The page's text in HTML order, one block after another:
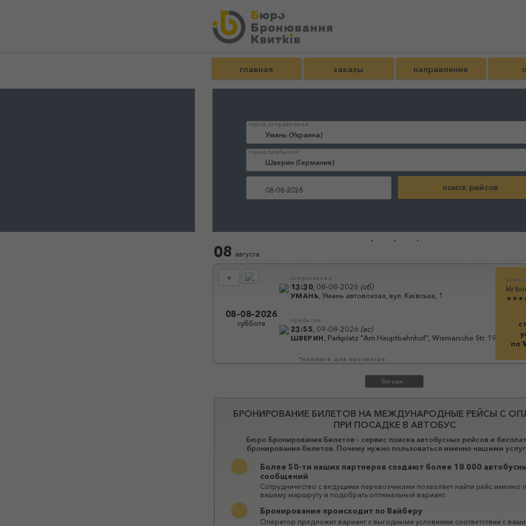
главная заказы направления
город отправления:
город прибытия:
...
08 августа
▼
*нажмите для просмотра
08-08-2026
суббота
отправление:
13:30, 08-08-2026 (сб)
УМАНЬ, Умань автовокзал, вул. Київська, 1
прибытие:
23:55 09-08-2026 (вс)
ШВЕРИН Parkplatz "Am Hauptbahnhof", Wismarsche Str. 192
klr
по
БРОНИРОВАНИЕ БИЛЕТОВ НА МЕЖДУНАРОДНЫЕ РЕЙСЫ С
ПРИ ПОСАДКЕ В АВТОБУС
Бюро Бронирования Билетов - сервис поиска автобусных рейсов и
бронирования билетов. Почему нужно пользоваться именно нашими
Более 50-ти наших партнеров создают более 18 000
сообщений
Сотрудничество с ведущими перевозчиками позволяет найти рейс именно
вашему маршруту и ​​подобрать оптимальный вариант.
Бронирование происходит по Вайберу
Оператор предложит вариант с выгодными условиями соответствии с